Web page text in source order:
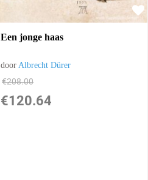
Een jonge haas
doorAlbrecht Dürer
€208.00
€120.64